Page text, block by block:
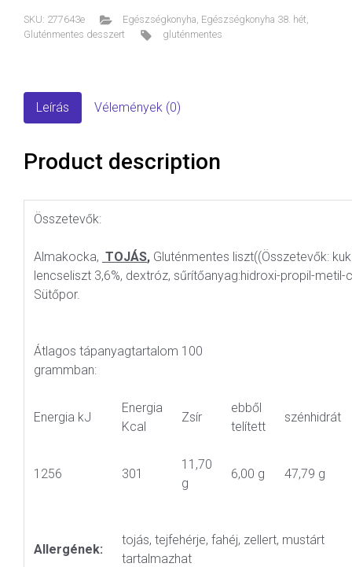
SKU: 277643e Egészségkonyha Egészségkonyha 38. hét
Gluténmentes desszert
gluténmentes
Leírás Vélemények (0)
Product description
Összetevők:
Almakocka, TOJÁS, Gluténmentes liszt((Összetevők:
lencseliszt 3,6%, dextróz, sűrítőanyag:hidroxi-propil-
Sütőpor.
Átlagos tápanyagtartalom 100
grammban:
Energia kJ
Energia
Kcal
Zsír
ebből
telített
szénhidrát
1256 301
11,70
g
6,00 g 47,79 g
Allergének:
tojás, tejfehérje, fahéj, zellert, mustárt
tartalmazhat